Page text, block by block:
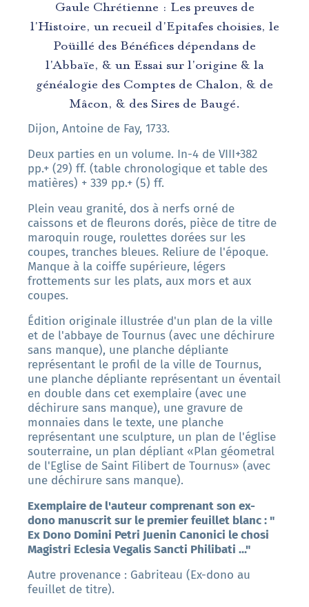
Gaule Chrétienne : Les preuves de
l'Histoire, un recueil d'Epitafes choisies, le
Poüillé des Bénéfices dépendans de
l'Abbaïe, & un Essai sur l'origine & la
généalogie des Comptes de Chalon, & de
Mâcon, & des Sires de Baugé.
Dijon, Antoine de Fay, 1733.
Deux parties en un volume. In-4 de VIII+382
pp.+ (29) ff. (table chronologique et table des
matières) + 339 pp.+ (5) ff.
Plein veau granité, dos à nerfs orné de
caissons et de fleurons dorés, pièce de titre de
maroquin rouge, roulettes dorées sur les
coupes, tranches bleues. Reliure de l'époque.
Manque à la coiffe supérieure, légers
frottements sur les plats, aux mors et aux
coupes.
Édition originale illustrée d'un plan de la ville
et de l'abbaye de Tournus (avec une déchirure
sans manque), une planche dépliante
représentant le profil de la ville de Tournus,
une planche dépliante représentant un éventail
en double dans cet exemplaire (avec une
déchirure sans manque), une gravure de
monnaies dans le texte, une planche
représentant une sculpture, un plan de l'église
souterraine, un plan dépliant «Plan géometral
de l'Eglise de Saint Filibert de Tournus» (avec
une déchirure sans manque).
Exemplaire de l'auteur comprenant son ex-
dono manuscrit sur le premier feuillet blanc : "
Ex Dono Domini Petri Juenin Canonici le chosi
Magistri Eclesia Vegalis Sancti Philibati ..."
Autre provenance : Gabriteau (Ex-dono au
feuillet de titre).